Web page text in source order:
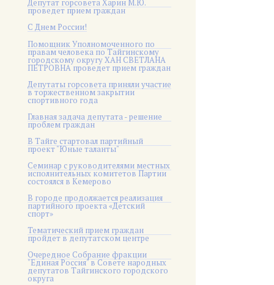
Депутат горсовета Харин М.Ю.
проведет прием граждан
С Днем России!
Помощник Уполномоченного по
правам человека по Тайгинскому
городскому округу ХАН СВЕТЛАНА
ПЕТРОВНА проведет прием граждан
Депутаты горсовета приняли участие
в торжественном закрытии
спортивного года
Главная задача депутата - решение
проблем граждан
В Тайге стартовал партийный
проект "Юные таланты"
Семинар с руководителями местных
исполнительных комитетов Партии
состоялся в Кемерово
В городе продолжается реализация
партийного проекта «Детский
спорт»
Тематический прием граждан
пройдет в депутатском центре
Очередное Собрание фракции
"Единая Россия" в Совете народных
депутатов Тайгинского городского
округа